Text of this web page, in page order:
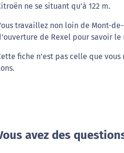
ne se situant qu'à 122 m.
travaillez non loin de Mont-
de Rexel pour savoir
fiche n'est pas celle que vous
avez des